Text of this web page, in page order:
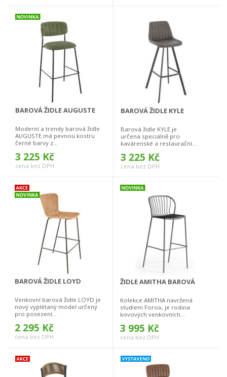
BAROVÁ ŽIDLE AUGUSTE
Moderní a trendy barová židle
AUGUSTE má pevnou kostru
černé barvy z...
3 225 Kč
cena bez DPH
BAROVÁ ŽIDLE KYLE
Barová židle KYLE je
určena speciálně pro
kavárenské a restaurační...
3 225 Kč
cena bez DPH
BAROVÁ ŽIDLE LOYD
Venkovní barová židle LOYD je
nový vyplétaný model určený
pro posezení...
2 295 Kč
cena bez DPH
ŽIDLE AMITHA BAROVÁ
Kolekce AMITHA navržená
studiem Forsix, je rodina
kovových venkovních...
3 995 Kč
cena bez DPH